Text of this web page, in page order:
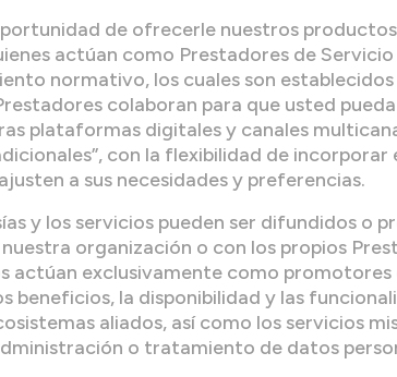
de ofrecerle nuestros
actúan como Prestadores de
normativo, los cuales son
colaboran para que usted
plataformas digitales y canales
con la flexibilidad de
a sus necesidades y preferencias.
y los servicios pueden ser difundidos o
organización o con los propios
actúan exclusivamente como promotores
beneficios, la disponibilidad y las
aliados, así como los servicios
o tratamiento de datos